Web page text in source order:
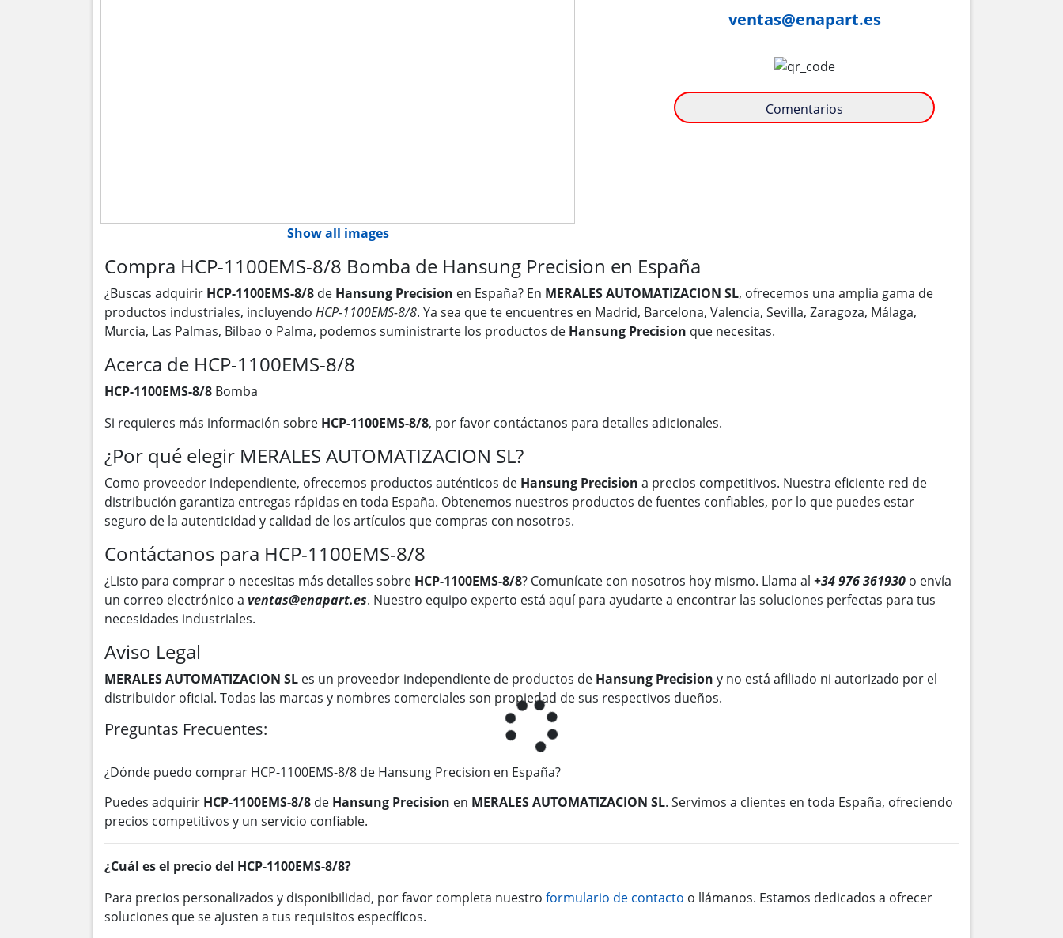
Show all images
ventas@enapart.es
Comentarios
Compra HCP-1100EMS-8/8 Bomba de Hansung Precision en España
¿Buscas adquirir HCP-1100EMS-8/8 de Hansung Precision en España? En MERALES AUTOMATIZACION SL, ofrecemos una amplia gama de
productos industriales, incluyendo HCP-1100EMS-8/8. Ya sea que te encuentres en Madrid, Barcelona, Valencia, Sevilla, Zaragoza, Málaga,
Murcia, Las Palmas, Bilbao o Palma, podemos suministrarte los productos de Hansung Precision que necesitas.
Acerca de HCP-1100EMS-8/8
HCP-1100EMS-8/8 Bomba
Si requieres más información sobre HCP-1100EMS-8/8, por favor contáctanos para detalles adicionales.
¿Por qué elegir MERALES AUTOMATIZACION SL?
Como proveedor independiente, ofrecemos productos auténticos de Hansung Precision a precios competitivos. Nuestra eficiente red de
distribución garantiza entregas rápidas en toda España. Obtenemos nuestros productos de fuentes confiables, por lo que puedes estar
seguro de la autenticidad y calidad de los artículos que compras con nosotros.
Contáctanos para HCP-1100EMS-8/8
¿Listo para comprar o necesitas más detalles sobre HCP-1100EMS-8/8? Comunícate con nosotros hoy mismo. Llama al +34 976 361930 o envía
un correo electrónico a ventas@enapart.es. Nuestro equipo experto está aquí para ayudarte a encontrar las soluciones perfectas para tus
necesidades industriales.
Aviso Legal
MERALES AUTOMATIZACION SL es un proveedor independiente de productos de Hansung Precision y no está afiliado ni autorizado por el
distribuidor oficial. Todas las marcas y nombres comerciales son propiedad de sus respectivos dueños.
Preguntas Frecuentes:
¿Dónde puedo comprar HCP-1100EMS-8/8 de Hansung Precision en España?
Puedes adquirir HCP-1100EMS-8/8 de Hansung Precision en MERALES AUTOMATIZACION SL. Servimos a clientes en toda España, ofreciendo
precios competitivos y un servicio confiable.
¿Cuál es el precio del HCP-1100EMS-8/8?
Para precios personalizados y disponibilidad, por favor completa nuestro formulario de contacto o llámanos. Estamos dedicados a ofrecer
soluciones que se ajusten a tus requisitos específicos.